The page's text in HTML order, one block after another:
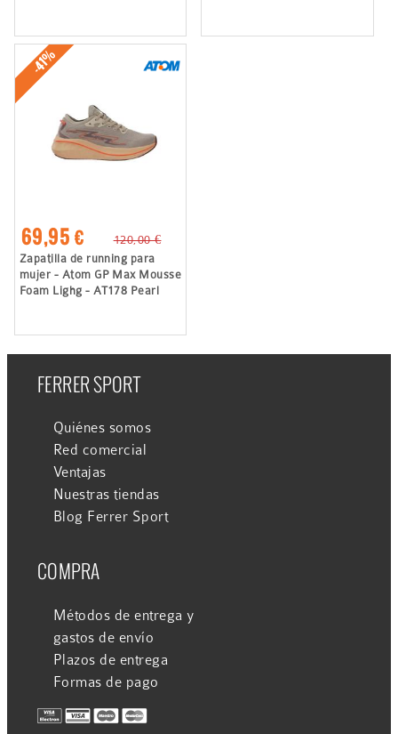
-41%
69,95 €
120,00 €
Zapatilla de running para
mujer - Atom GP Max Mousse
Foam Lighg - AT178 Pearl
FERRER SPORT
Quiénes somos
Red comercial
Ventajas
Nuestras tiendas
Blog Ferrer Sport
COMPRA
Métodos de entrega y
gastos de envío
Plazos de entrega
Formas de pago